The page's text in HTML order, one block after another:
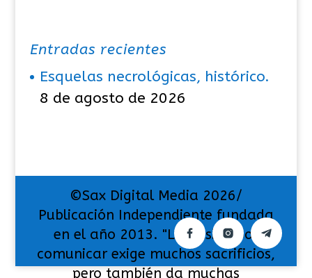
Entradas recientes
Esquelas necrológicas, histórico.
8 de agosto de 2026
©Sax Digital Media 2026/
Publicación Independiente fundada
en el año 2013. "La pasión por
comunicar exige muchos sacrificios,
pero también da muchas